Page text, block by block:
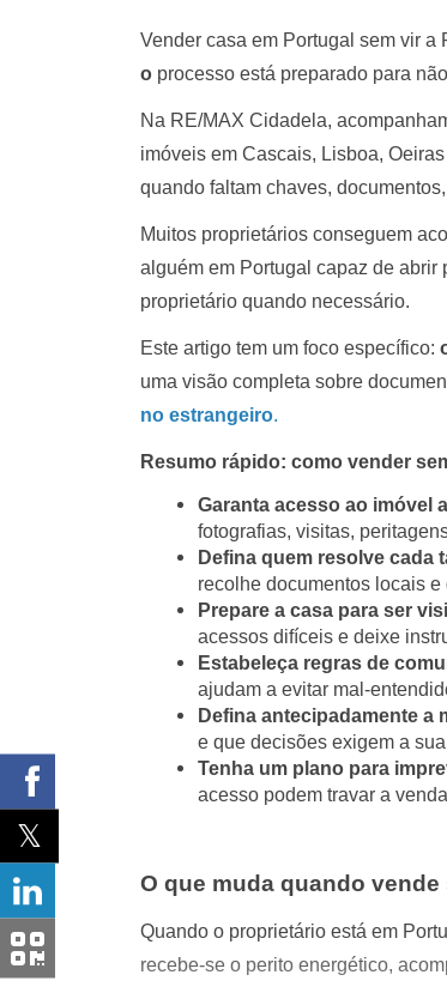
Vender casa em Portugal sem vir a
o processo está preparado para
Na RE/MAX Cidadela,
imóveis em Cascais, Lisboa,
quando faltam chaves,
Muitos proprietários conseguem
alguém em Portugal capaz de abrir
proprietário quando necessário.
Este artigo tem um foco específico:
uma visão completa sobre
no estrangeiro.
Resumo rápido: como vender
Garanta acesso ao imóvel
fotografias, visitas,
Defina quem resolve cada
recolhe documentos locais
Prepare a casa para ser
acessos difíceis e deixe
Estabeleça regras de
ajudam a evitar mal-
Defina antecipadamente a
e que decisões exigem a
Tenha um plano para
acesso podem travar a
O que muda quando
Quando o proprietário está em
recebe-se o perito energético,